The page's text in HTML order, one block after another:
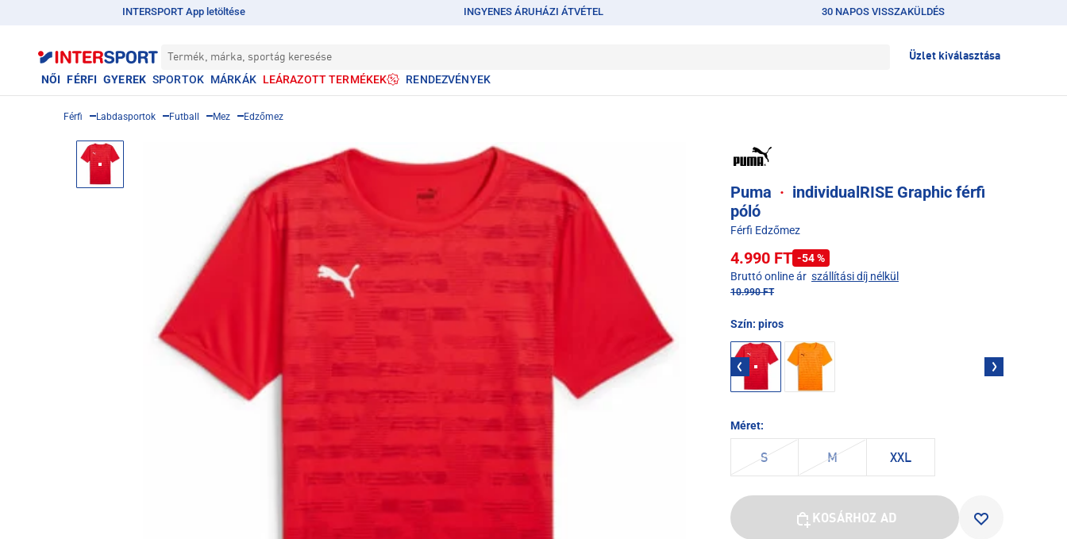
INTERSPORT App letöltése INGYENES ÁRUHÁZI ÁTVÉTEL 30 NAPOS VISSZAKÜLDÉS
Termék, márka, sportág keresése Üzlet kiválasztása
NŐI FÉRFI GYEREK SPORTOK MÁRKÁK LEÁRAZOTT TERMÉKEK RENDEZVÉNYEK
Férfi Labdasportok Futball Mez Edzőmez
Puma · individualRISE Graphic férfi
póló
Férfi Edzőmez
4.990 FT -54 %
Bruttó online ár szállítási díj nélkül
10.990 FT
Szín: piros
Méret:
S M XXL
KOSÁRHOZ AD